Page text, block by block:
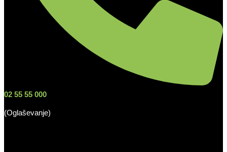
02 55 55 000
(Oglaševanje)